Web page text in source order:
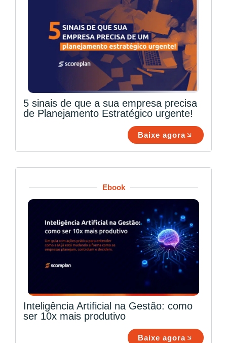
5 sinais de que a sua empresa precisa
de Planejamento Estratégico urgente!
Baixe agora
Ebook
Inteligência Artificial na Gestão: como
ser 10x mais produtivo
Baixe agora